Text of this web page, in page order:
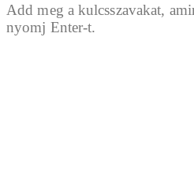
Add meg a kulcsszavakat,
nyomj Enter-t.